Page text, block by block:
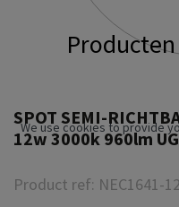
SPOT SEMI-
12w 3000k 960lm
Product ref: NEC1641-
We use cookies to provide